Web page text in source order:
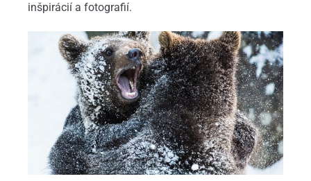
inšpirácií a fotografií.